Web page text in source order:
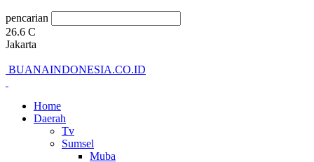
pencarian
26.6 C
Jakarta
BUANAINDONESIA.CO.ID
Home
Daerah
Tv
Sumsel
Muba